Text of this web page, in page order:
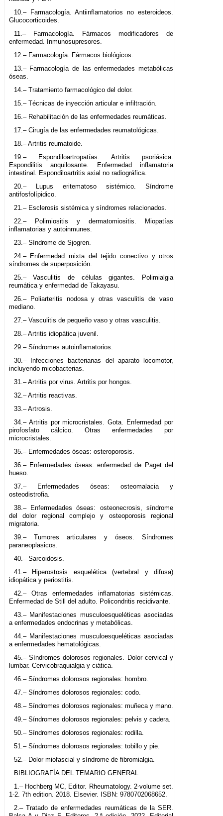
10.– Farmacología. Antiinflamatorios no esteroideos.
Glucocorticoides.
11.– Farmacología. Fármacos modificadores de
enfermedad. Inmunosupresores.
12.– Farmacología. Fármacos biológicos.
13.– Farmacología de las enfermedades metabólicas
óseas.
14.– Tratamiento farmacológico del dolor.
15.– Técnicas de inyección articular e infiltración.
16.– Rehabilitación de las enfermedades reumáticas.
17.– Cirugía de las enfermedades reumatológicas.
18.– Artritis reumatoide.
19.– Espondiloartropatías. Artritis psoriásica.
Espondilitis anquilosante. Enfermedad inflamatoria
intestinal. Espondiloartritis axial no radiográfica.
20.– Lupus eritematoso sistémico. Síndrome
antifosfolípidico.
21.– Esclerosis sistémica y síndromes relacionados.
22.– Polimiositis y dermatomiositis. Miopatías
inflamatorias y autoinmunes.
23.– Síndrome de Sjogren.
24.– Enfermedad mixta del tejido conectivo y otros
síndromes de superposición.
25.– Vasculitis de células gigantes. Polimialgia
reumática y enfermedad de Takayasu.
26.– Poliarteritis nodosa y otras vasculitis de vaso
mediano.
27.– Vasculitis de pequeño vaso y otras vasculitis.
28.– Artritis idiopática juvenil.
29.– Síndromes autoinflamatorios.
30.– Infecciones bacterianas del aparato locomotor,
incluyendo micobacterias.
31.– Artritis por virus. Artritis por hongos.
32.– Artritis reactivas.
33.– Artrosis.
34.– Artritis por microcristales. Gota. Enfermedad por
pirofosfato cálcico. Otras enfermedades por
microcristales.
35.– Enfermedades óseas: osteroporosis.
36.– Enfermedades óseas: enfermedad de Paget del
hueso.
37.– Enfermedades óseas: osteomalacia y
osteodistrofia.
38.– Enfermedades óseas: osteonecrosis, síndrome
del dolor regional complejo y osteoporosis regional
migratoria.
39.– Tumores articulares y óseos. Síndromes
paraneoplasicos.
40.– Sarcoidosis.
41.– Hiperostosis esquelética (vertebral y difusa)
idiopática y periostitis.
42.– Otras enfermedades inflamatorias sistémicas.
Enfermedad de Still del adulto. Policondritis recidivante.
43.– Manifestaciones musculoesqueléticas asociadas
a enfermedades endocrinas y metabólicas.
44.– Manifestaciones musculoesqueléticas asociadas
a enfermedades hematológicas.
45.– Síndromes dolorosos regionales. Dolor cervical y
lumbar. Cervicobraquialgia y ciática.
46.– Síndromes dolorosos regionales: hombro.
47.– Síndromes dolorosos regionales: codo.
48.– Síndromes dolorosos regionales: muñeca y mano.
49.– Síndromes dolorosos regionales: pelvis y cadera.
50.– Síndromes dolorosos regionales: rodilla.
51.– Síndromes dolorosos regionales: tobillo y pie.
52.– Dolor miofascial y síndrome de fibromialgia.
BIBLIOGRAFÍA DEL TEMARIO GENERAL
1.– Hochberg MC, Editor. Rheumatology. 2-volume set.
1-2. 7th edition. 2018. Elsevier. ISBN: 9780702068652.
2.– Tratado de enfermedades reumáticas de la SER.